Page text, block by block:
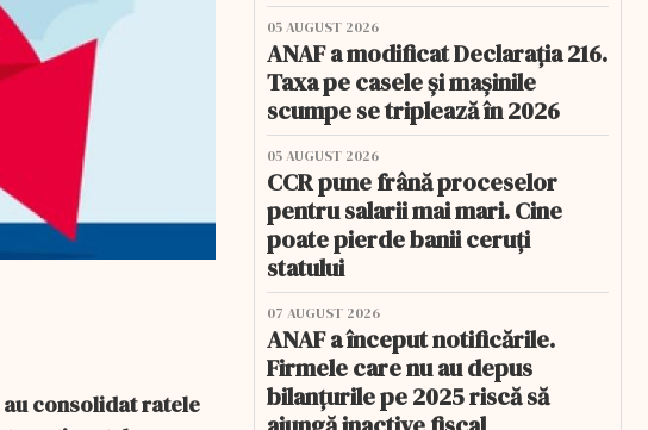
consolidat ratele
05 AUGUST 2026
ANAF a modificat Declarația 216.
Taxa pe casele și mașinile
scumpe se triplează în 2026
05 AUGUST 2026
CCR pune frână proceselor
pentru salarii mai mari. Cine
poate pierde banii ceruți
statului
07 AUGUST 2026
ANAF a început notificările.
Firmele care nu au depus
bilanțurile pe 2025 riscă să